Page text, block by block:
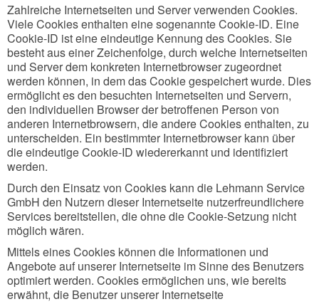
Zahlreiche Internetseiten und Server verwenden Cookies.
Viele Cookies enthalten eine sogenannte Cookie-ID. Eine
Cookie-ID ist eine eindeutige Kennung des Cookies. Sie
besteht aus einer Zeichenfolge, durch welche Internetseiten
und Server dem konkreten Internetbrowser zugeordnet
werden können, in dem das Cookie gespeichert wurde. Dies
ermöglicht es den besuchten Internetseiten und Servern,
den individuellen Browser der betroffenen Person von
anderen Internetbrowsern, die andere Cookies enthalten, zu
unterscheiden. Ein bestimmter Internetbrowser kann über
die eindeutige Cookie-ID wiedererkannt und identifiziert
werden.
Durch den Einsatz von Cookies kann die Lehmann Service
GmbH den Nutzern dieser Internetseite nutzerfreundlichere
Services bereitstellen, die ohne die Cookie-Setzung nicht
möglich wären.
Mittels eines Cookies können die Informationen und
Angebote auf unserer Internetseite im Sinne des Benutzers
optimiert werden. Cookies ermöglichen uns, wie bereits
erwähnt, die Benutzer unserer Internetseite